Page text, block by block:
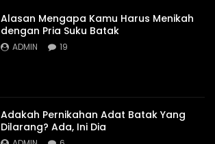
Alasan Mengapa Kamu Harus Menikah
dengan Pria Suku Batak
ADMIN 19
Adakah Pernikahan Adat Batak Yang
Dilarang? Ada, Ini Dia